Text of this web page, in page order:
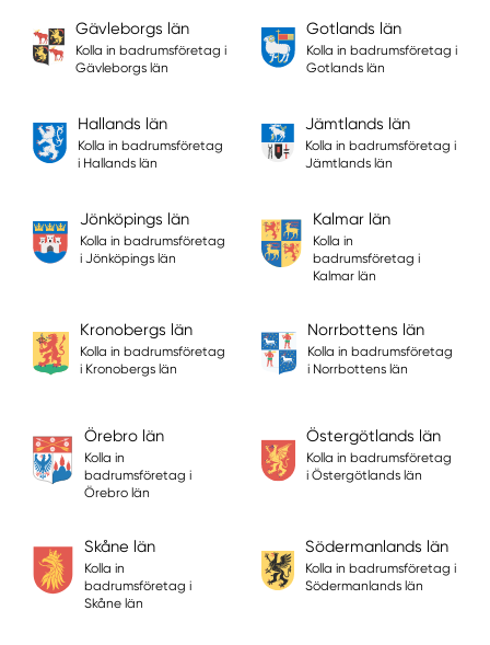
Gävleborgs län
Kolla in badrumsföretag i
Gävleborgs län
Gotlands län
Kolla in badrumsföretag i
Gotlands län
Hallands län
Kolla in badrumsföretag
i Hallands län
Jämtlands län
Kolla in badrumsföretag i
Jämtlands län
Jönköpings län
Kolla in badrumsföretag
i Jönköpings län
Kalmar län
Kolla in
badrumsföretag i
Kalmar län
Kronobergs län
Kolla in badrumsföretag
i Kronobergs län
Norrbottens län
Kolla in badrumsföretag
i Norrbottens län
Örebro län
Kolla in
badrumsföretag i
Örebro län
Östergötlands län
Kolla in badrumsföretag
i Östergötlands län
Skåne län
Kolla in
badrumsföretag i
Skåne län
Södermanlands län
Kolla in badrumsföretag i
Södermanlands län